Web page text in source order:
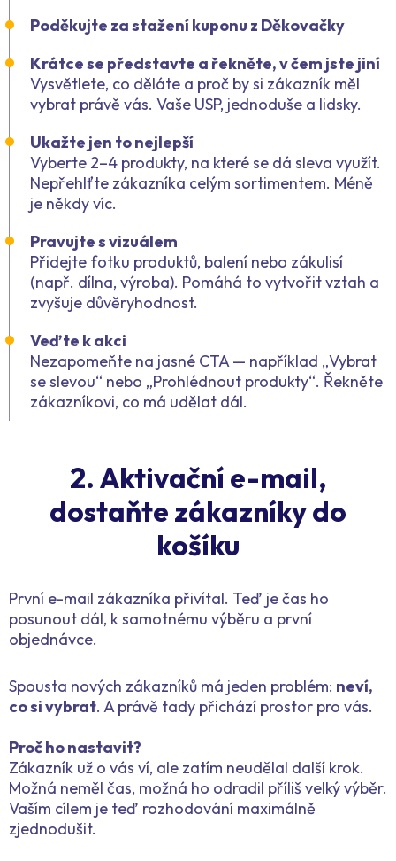
Poděkujte za stažení kuponu z Děkovačky
Krátce se představte a řekněte, v čem jste jiní
Vysvětlete, co děláte a proč by si zákazník měl
vybrat právě vás. Vaše USP, jednoduše a lidsky.
Ukažte jen to nejlepší
Vyberte 2–4 produkty, na které se dá sleva využít.
Nepřehlťte zákazníka celým sortimentem. Méně
je někdy víc.
Pravujte s vizuálem
Přidejte fotku produktů, balení nebo zákulisí
(např. dílna, výroba). Pomáhá to vytvořit vztah a
zvyšuje důvěryhodnost.
Veďte k akci
Nezapomeňte na jasné CTA — například „Vybrat
se slevou“ nebo „Prohlédnout produkty“. Řekněte
zákazníkovi, co má udělat dál.
2. Aktivační e-mail,
dostaňte zákazníky do
košíku
První e-mail zákazníka přivítal. Teď je čas ho
posunout dál, k samotnému výběru a první
objednávce.
Spousta nových zákazníků má jeden problém: neví,
co si vybrat. A právě tady přichází prostor pro vás.
Proč ho nastavit?
Zákazník už o vás ví, ale zatím neudělal další krok.
Možná neměl čas, možná ho odradil příliš velký výběr.
Vaším cílem je teď rozhodování maximálně
zjednodušit.